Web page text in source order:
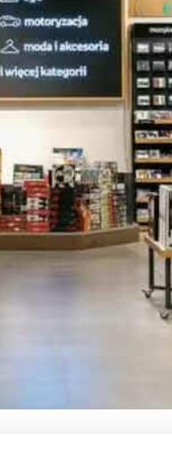
i korzystać od ręki z